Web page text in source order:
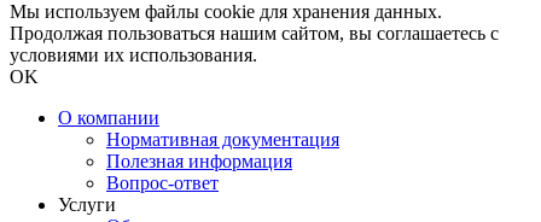
Мы используем файлы cookie для хранения данных.
Продолжая пользоваться нашим сайтом, вы соглашаетесь с
условиями их использования.
OK
О компании
Нормативная документация
Полезная информация
Вопрос-ответ
Услуги